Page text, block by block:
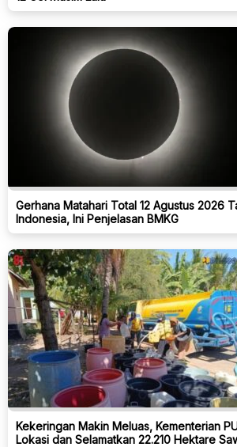
Gerhana Matahari Total 12 Agustus 2026
Indonesia, Ini Penjelasan BMKG
Kekeringan Makin Meluas, Kementerian
Lokasi dan Selamatkan 22.210 Hektare